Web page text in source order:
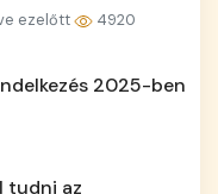
ezelőtt 4920
2025-ben
tudni az